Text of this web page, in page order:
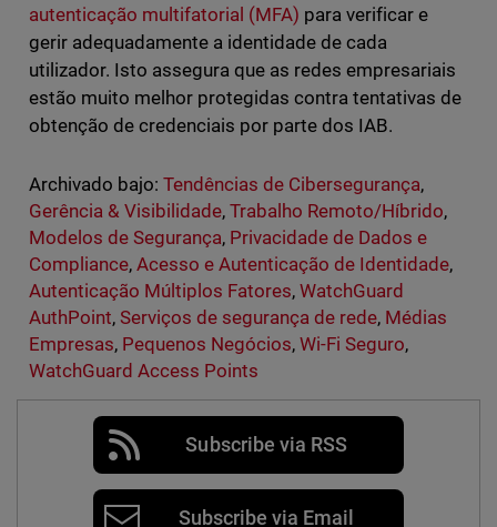
autenticação multifatorial (MFA) para verificar e
gerir adequadamente a identidade de cada
utilizador. Isto assegura que as redes empresariais
estão muito melhor protegidas contra tentativas de
obtenção de credenciais por parte dos IAB.
Archivado bajo: Tendências de Cibersegurança,
Gerência & Visibilidade, Trabalho Remoto/Híbrido,
Modelos de Segurança, Privacidade de Dados e
Compliance, Acesso e Autenticação de Identidade,
Autenticação Múltiplos Fatores,WatchGuard
AuthPoint, Serviços de segurança de rede, Médias
Empresas, Pequenos Negócios,Wi-Fi Seguro,
WatchGuard Access Points
Subscribe via RSS
Subscribe via Email